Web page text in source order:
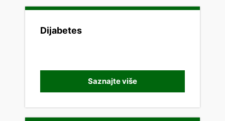
Dijabetes
Saznajte više